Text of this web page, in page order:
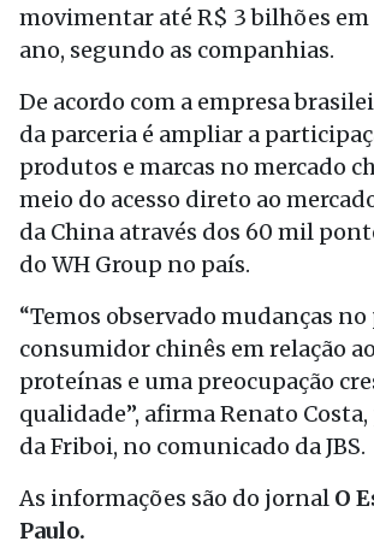
movimentar até R$ 3 bilhões
ano, segundo as companhias.
De acordo com a empresa
da parceria é ampliar a
produtos e marcas no mercado
meio do acesso direto ao
da China através dos 60 mil
do WH Group no país.
“Temos observado mudanças
consumidor chinês em relação
proteínas e uma preocupação
qualidade”, afirma Renato
da Friboi, no comunicado da JBS.
As informações são do jornal O
Paulo.